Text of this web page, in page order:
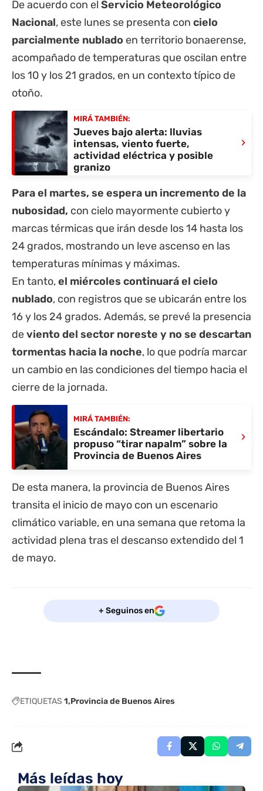
De acuerdo con el Servicio Meteorológico
Nacional, este lunes se presenta con cielo
parcialmente nublado en territorio bonaerense,
acompañado de temperaturas que oscilan entre
los 10 y los 21 grados, en un contexto típico de
otoño.
MIRÁ TAMBIÉN:
Jueves bajo alerta: lluvias
intensas, viento fuerte,
actividad eléctrica y posible
granizo
›
Para el martes, se espera un incremento de la
nubosidad, con cielo mayormente cubierto y
marcas térmicas que irán desde los 14 hasta los
24 grados, mostrando un leve ascenso en las
temperaturas mínimas y máximas.
En tanto,el miércoles continuará el cielo
nublado, con registros que se ubicarán entre los
16 y los 24 grados. Además, se prevé la presencia
deviento del sector noreste y no se descartan
tormentas hacia la noche, lo que podría marcar
un cambio en las condiciones del tiempo hacia el
cierre de la jornada.
MIRÁ TAMBIÉN:
Escándalo: Streamer libertario
propuso “tirar napalm” sobre la
Provincia de Buenos Aires
›
De esta manera, la provincia de Buenos Aires
transita el inicio de mayo con un escenario
climático variable, en una semana que retoma la
actividad plena tras el descanso extendido del 1
de mayo.
+ Seguinos en
ETIQUETAS 1 Provincia de Buenos Aires
Más leídas hoy